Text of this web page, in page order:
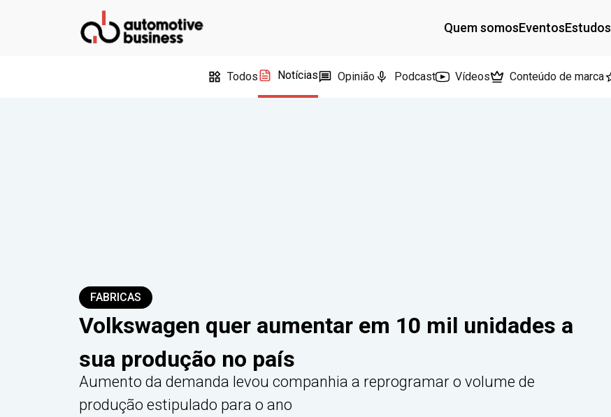
Quem somosEventosEstudos
Todos Notícias Opinião Podcast Vídeos Conteúdo de marca
FABRICAS
Volkswagen quer aumentar em 10 mil unidades a
sua produção no país
Aumento da demanda levou companhia a reprogramar o volume de
produção estipulado para o ano